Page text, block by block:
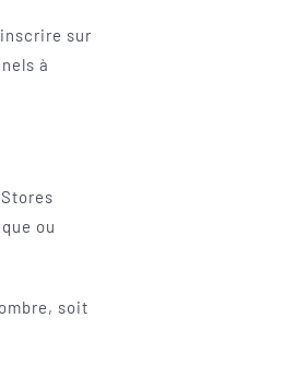
sur
à
ou
soit